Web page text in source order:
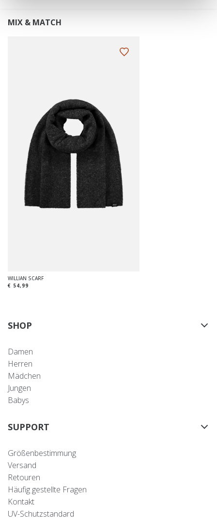
MIX & MATCH
WILLIAN SCARF
€ 54,99
SHOP
Damen
Herren
Mädchen
Jungen
Babys
SUPPORT
Größenbestimmung
Versand
Retouren
Häufig gestellte Fragen
Kontakt
UV-Schutzstandard